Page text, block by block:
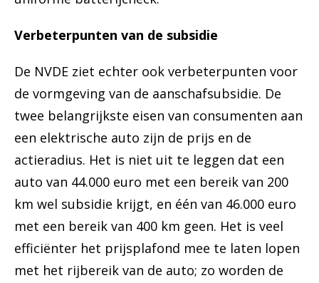
Verbeterpunten van de subsidie
De NVDE ziet echter ook verbeterpunten voor
de vormgeving van de aanschafsubsidie. De
twee belangrijkste eisen van consumenten aan
een elektrische auto zijn de prijs en de
actieradius. Het is niet uit te leggen dat een
auto van 44.000 euro met een bereik van 200
km wel subsidie krijgt, en één van 46.000 euro
met een bereik van 400 km geen. Het is veel
efficiënter het prijsplafond mee te laten lopen
met het rijbereik van de auto; zo worden de